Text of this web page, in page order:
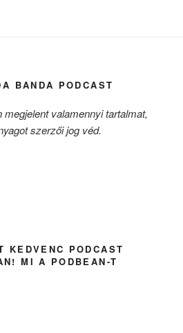
BANDA PODCAST
megjelent valamennyi tartalmat,
szerzői jog véd.
KEDVENC PODCAST
MI A PODBEAN-T